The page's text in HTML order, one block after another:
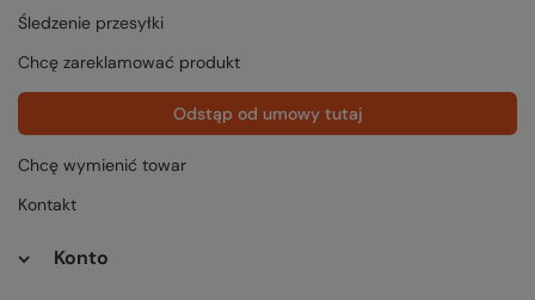
Śledzenie przesyłki
Chcę zareklamować produkt
Odstąp od umowy tutaj
Chcę wymienić towar
Kontakt
Konto